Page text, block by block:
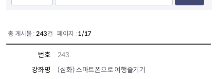
총 게시물 : 243건 페이지 : 1/17
번호
243
강좌명
(심화) 스마트폰으로 여행즐기기